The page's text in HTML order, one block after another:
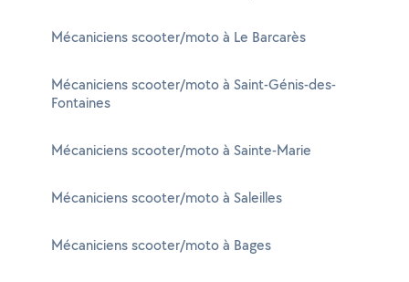
Mécaniciens scooter/moto à Le Barcarès
Mécaniciens scooter/moto à Saint-Génis-des-
Fontaines
Mécaniciens scooter/moto à Sainte-Marie
Mécaniciens scooter/moto à Saleilles
Mécaniciens scooter/moto à Bages